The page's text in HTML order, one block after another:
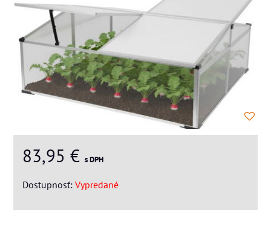
83,95 € s DPH
Dostupnosť: Vypredané